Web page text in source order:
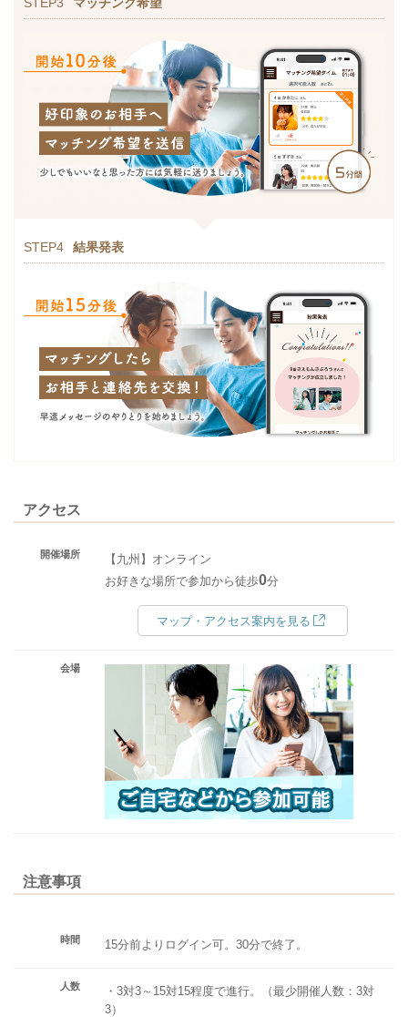
STEP3 マッチング希望
STEP4 結果発表
アクセス
開催場所
【九州】オンライン
お好きな場所で参加から徒歩0分
マップ・アクセス案内を見る
会場
注意事項
時間 15分前よりログイン可。30分で終了。
人数
・3対3～15対15程度で進行。（最少開催人数：3対
3）